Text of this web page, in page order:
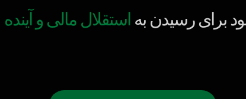
برای رسیدن بهاستقلال مالی و آینده